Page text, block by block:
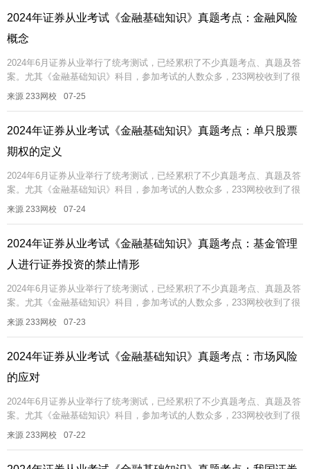
2024年证券从业考试《金融基础知识》真题考点：金融风险
概念
2024年6月证券从业举行了统考测试，已经累积了不少真题考点、真题及答
案。尤其《金融基础知识》科目，参加考试的人数众多，233网校收到了很
多试题反馈，考过的真题可能再考，即便不考一模一样的，也可能考相...
来源 233网校 07-25
2024年证券从业考试《金融基础知识》真题考点：单只股票
期权的定义
2024年6月证券从业举行了统考测试，已经累积了不少真题考点、真题及答
案。尤其《金融基础知识》科目，参加考试的人数众多，233网校收到了很
多试题反馈，考过的真题可能再考，即便不考一模一样的，也可能考相...
来源 233网校 07-24
2024年证券从业考试《金融基础知识》真题考点：基金管理
人进行证券投资的禁止情形
2024年6月证券从业举行了统考测试，已经累积了不少真题考点、真题及答
案。尤其《金融基础知识》科目，参加考试的人数众多，233网校收到了很
多试题反馈，考过的真题可能再考，即便不考一模一样的，也可能考相...
来源 233网校 07-23
2024年证券从业考试《金融基础知识》真题考点：市场风险
的应对
2024年6月证券从业举行了统考测试，已经累积了不少真题考点、真题及答
案。尤其《金融基础知识》科目，参加考试的人数众多，233网校收到了很
多试题反馈，考过的真题可能再考，即便不考一模一样的，也可能考相...
来源 233网校 07-22